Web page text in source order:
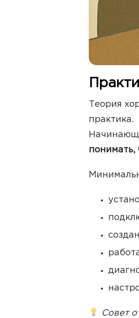
Теория
практика.
понимать,
Совет